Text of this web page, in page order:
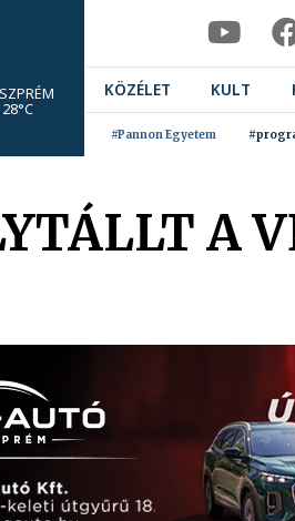
28°C
KÖZÉLET KULT
#Pannon Egyetem
A